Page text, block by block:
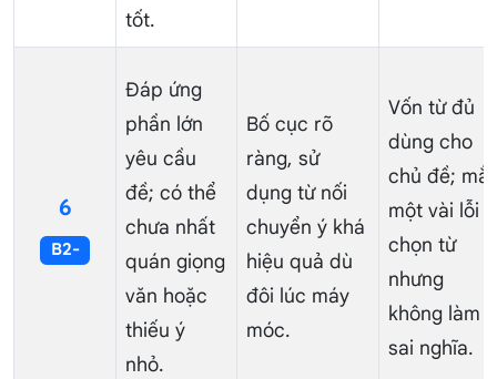
tốt.
6
B2-
Đáp ứng
phần lớn
yêu cầu
đề; có thể
chưa nhất
quán giọng
văn hoặc
thiếu ý
nhỏ.
Bố cục rõ
ràng, sử
dụng từ nối
chuyển ý khá
hiệu quả dù
đôi lúc máy
móc.
Vốn từ đủ
dùng cho
chủ đề;
một vài lỗi
chọn từ
nhưng
không làm
sai nghĩa.